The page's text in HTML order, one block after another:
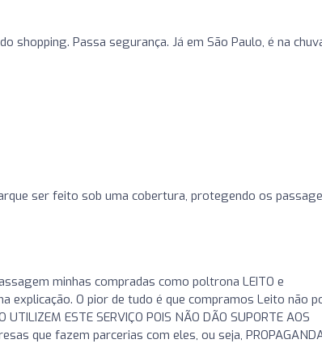
shopping. Passa segurança. Já em São Paulo, é na
ser feito sob uma cobertura, protegendo os
minhas compradas como poltrona LEITO e
explicação. O pior de tudo é que compramos Leito não
ESTE SERVIÇO POIS NÃO DÃO SUPORTE AOS
que fazem parcerias com eles, ou seja,